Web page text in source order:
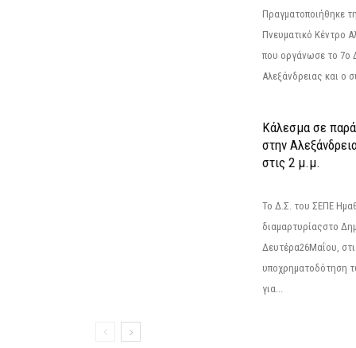
Πραγματοποιήθηκε
Πνευματικό Κέντρο
που οργάνωσε το 7ο
Αλεξάνδρειας και ο
Κάλεσμα σε
στην
στις 2 μ.μ.
Το Δ.Σ. του ΣΕΠΕ
διαμαρτυρίαςστο
Δευτέρα26Μαΐου,
υποχρηματοδότηση
για...